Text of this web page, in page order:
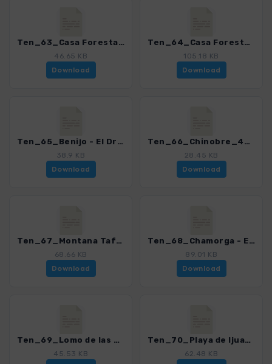
Ten_63_Casa Forestal de Anaga - Valle Brosque_4016_21.gpx
46.65 KB
Download
Ten_64_Casa Forestal de Anaga - Playa de San Roque_4016_21.gpx
105.18 KB
Download
Ten_65_Benijo - El Draguillo_4016_21.gpx
38.9 KB
Download
Ten_66_Chinobre_4016_21.gpx
28.45 KB
Download
Ten_67_Montana Tafada - Faro de Anaga_4016_21.gpx
68.66 KB
Download
Ten_68_Chamorga - El Draguillo - Faro de Anaga - Roque Bermejo - Chamorga_4016_21.gpx
89.01 KB
Download
Ten_69_Lomo de las Bodegas - Playa de Anosma_4016_21.gpx
45.53 KB
Ten_70_Playa de Ijuana_4016_21.gpx
62.48 KB